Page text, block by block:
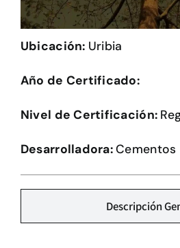
Herramientas
Credenciales
Plataforma CASA
Ubicación: Uribia
Año de Certificado:
Nivel de Certificación:
Desarrolladora:Cementos
Descripción